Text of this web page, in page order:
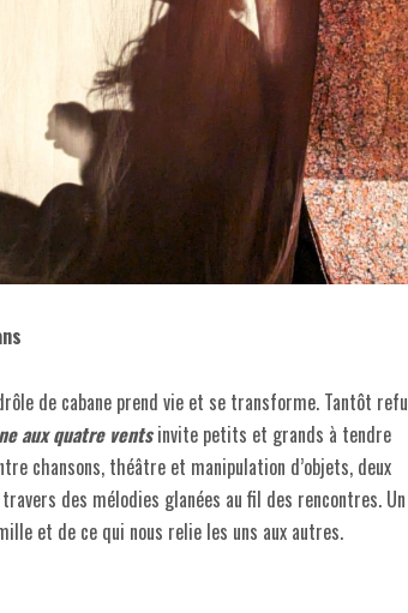
de cabane prend vie et se transforme. Tantôt
aux quatre ventsinvite petits et grands à tendre
chansons, théâtre et manipulation d’objets, deux
des mélodies glanées au fil des rencontres. Un
et de ce qui nous relie les uns aux autres.